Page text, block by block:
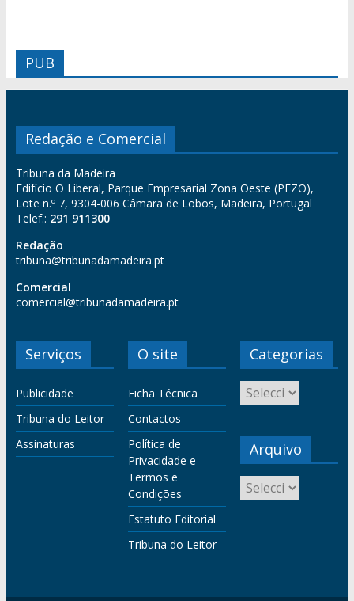
PUB
Redação e Comercial
Tribuna da Madeira
Edifício O Liberal, Parque Empresarial Zona Oeste (PEZO),
Lote n.º 7, 9304-006 Câmara de Lobos, Madeira, Portugal
Telef.: 291 911300
Redação
tribuna@tribunadamadeira.pt
Comercial
comercial@tribunadamadeira.pt
Serviços
Publicidade
Tribuna do Leitor
Assinaturas
O site
Ficha Técnica
Contactos
Política de
Privacidade e
Termos e
Condições
Estatuto Editorial
Tribuna do Leitor
Categorias
Arquivo